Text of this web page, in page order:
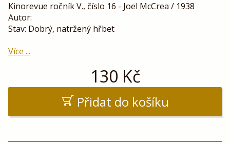
Kinorevue ročník V., číslo 16 - Joel McCrea / 1938
Autor:
Stav: Dobrý, natržený hřbet
Více ...
130 Kč
Přidat do košíku